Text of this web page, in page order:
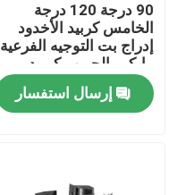
الصفحة الرئيسية
90 درجة 120 درجة
الخامس كربيد الأخدود
إدراج بت التوجيه الفرعية
مايكرو الحبوب كربيد
الصف
إرسال استفسار